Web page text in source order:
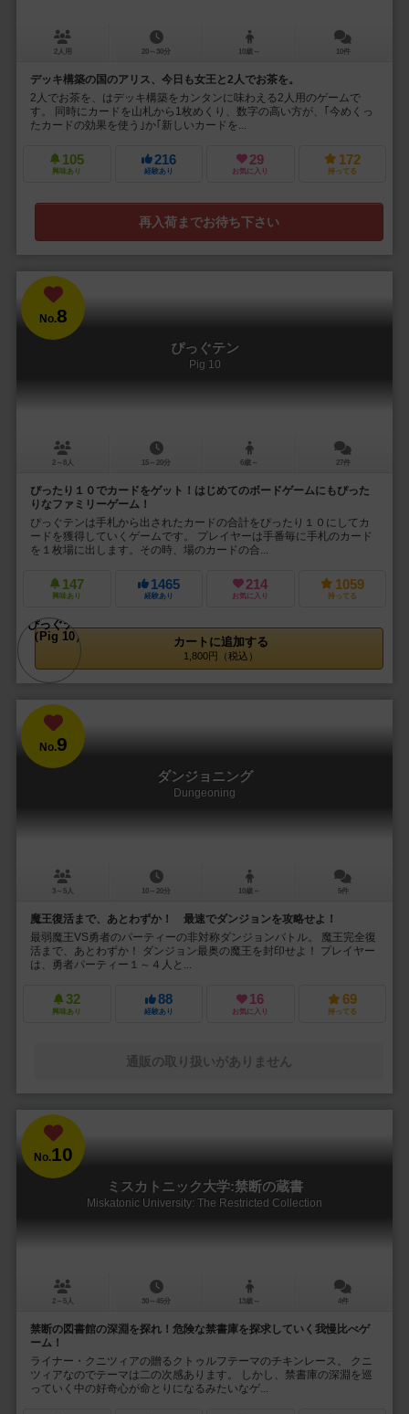
2人用 20～30分 10歳～ 10件
デッキ構築の国のアリス、今日も女王と2人でお茶を。
2人でお茶を、はデッキ構築をカンタンに味わえる2人用のゲームで
す。 同時にカードを山札から1枚めくり、数字の高い方が、｢今めくっ
たカードの効果を使う｣か｢新しいカードを...
105
興味あり
216
経験あり
29
お気に入り
172
持ってる
再入荷までお待ち下さい
No.8
ぴっぐテン
Pig 10
2～8人 15～20分 6歳～ 27件
ぴったり１０でカードをゲット！はじめてのボードゲームにもぴった
りなファミリーゲーム！
ぴっぐテンは手札から出されたカードの合計をぴったり１０にしてカ
ードを獲得していくゲームです。 プレイヤーは手番毎に手札のカード
を１枚場に出します。その時、場のカードの合...
147
興味あり
1465
経験あり
214
お気に入り
1059
持ってる
カートに追加する
1,800円（税込）
No.9
ダンジョニング
Dungeoning
3～5人 10～20分 10歳～ 5件
魔王復活まで、あとわずか！ 最速でダンジョンを攻略せよ！
最弱魔王VS勇者のパーティーの非対称ダンジョンバトル。 魔王完全復
活まで、あとわずか！ ダンジョン最奥の魔王を封印せよ！ プレイヤー
は、勇者パーティー１～４人と...
32
興味あり
88
経験あり
16
お気に入り
69
持ってる
通販の取り扱いがありません
No.10
ミスカトニック大学:禁断の蔵書
Miskatonic University: The Restricted Collection
2～5人 30～45分 13歳～ 4件
禁断の図書館の深淵を探れ！危険な禁書庫を探求していく我慢比べゲ
ーム！
ライナー・クニツィアの贈るクトゥルフテーマのチキンレース。 クニ
ツィアなのでテーマは二の次感あります。 しかし、禁書庫の深淵を巡
っていく中の好奇心が命とりになるみたいなゲ...